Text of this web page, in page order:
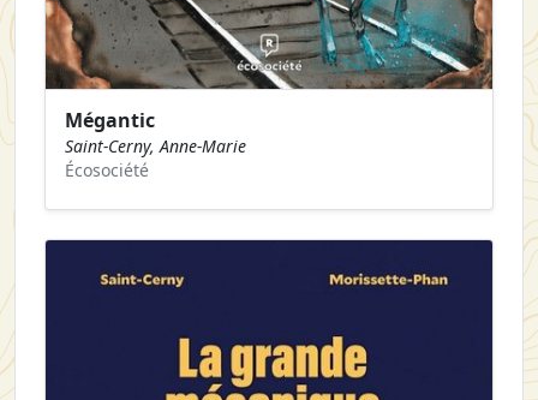
Mégantic
Saint-Cerny, Anne-Marie
Écosociété